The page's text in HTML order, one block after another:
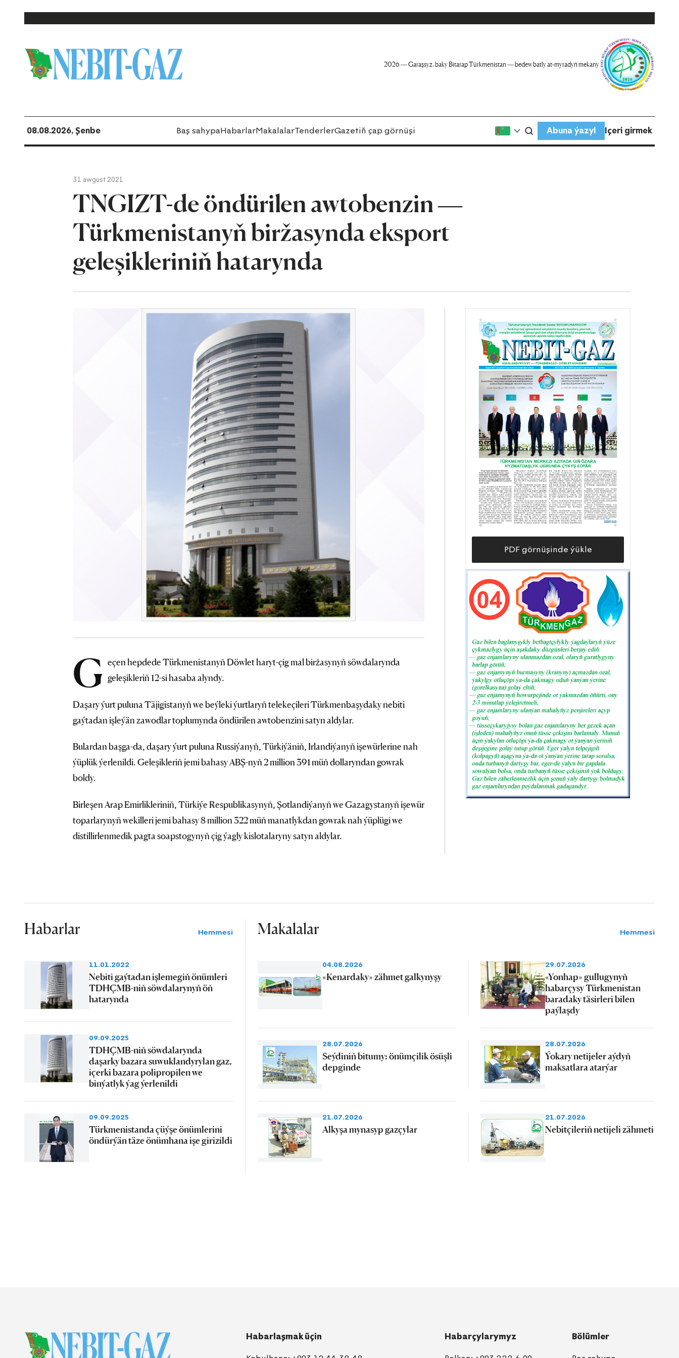
2026 — Garaşsyz, baky Bitarap Türkmenistan — bedew batly at-myradyň mekany
08.08.2026, Şenbe Baş sahypaHabarlarMakalalarTenderlerGazetiň çap görnüşi Abuna ýazyl Içeri girmek
31 awgust 2021
TNGIZT-de öndürilen awtobenzin —
Türkmenistanyň biržasynda eksport
geleşikleriniň hatarynda
G eçen hepdede Türkmenistanyň Döwlet haryt-çig mal biržasynyň söwdalarynda
geleşikleriň 12-si hasaba alyndy.
Daşary ýurt puluna Täjigistanyň we beýleki ýurtlaryň telekeçileri Türkmenbaşydaky nebiti
gaýtadan işleýän zawodlar toplumynda öndürilen awtobenzini satyn aldylar.
Bulardan başga-da, daşary ýurt puluna Russiýanyň, Türkiýäniň, Irlandiýanyň işewürlerine nah
ýüplük ýerlenildi. Geleşikleriň jemi bahasy ABŞ-nyň 2 million 391 müň dollaryndan gowrak
boldy.
Birleşen Arap Emirlikleriniň, Türkiýe Respublikasynyň, Şotlandiýanyň we Gazagystanyň işewür
toparlarynyň wekilleri jemi bahasy 8 million 322 müň manatlykdan gowrak nah ýüplügi we
distillirlenmedik pagta soapstogynyň çig ýagly kislotalaryny satyn aldylar.
PDF görnüşinde ýükle
Habarlar Hemmesi
11.01.2022
Nebiti gaýtadan işlemegiň önümleri
TDHÇMB-niň söwdalarynyň öň
hatarynda
09.09.2025
TDHÇMB-niň söwdalarynda
daşarky bazara suwuklandyrylan gaz,
içerki bazara polipropilen we
binýatlyk ýag ýerlenildi
09.09.2025
Türkmenistanda çüýşe önümlerini
öndürýän täze önümhana işe girizildi
Makalalar Hemmesi
04.08.2026
«Kenardaky» zähmet galkynyşy
29.07.2026
«Yonhap» gullugynyň
habarçysy Türkmenistan
baradaky täsirleri bilen
paýlaşdy
28.07.2026
Seýdiniň bitumy: önümçilik ösüşli
depginde
28.07.2026
Ýokary netijeler aýdyň
maksatlara atarýar
21.07.2026
Alkyşa mynasyp gazçylar
21.07.2026
Nebitçileriň netijeli zähmeti
Habarlaşmak üçin Habarçylarymyz Bölümler